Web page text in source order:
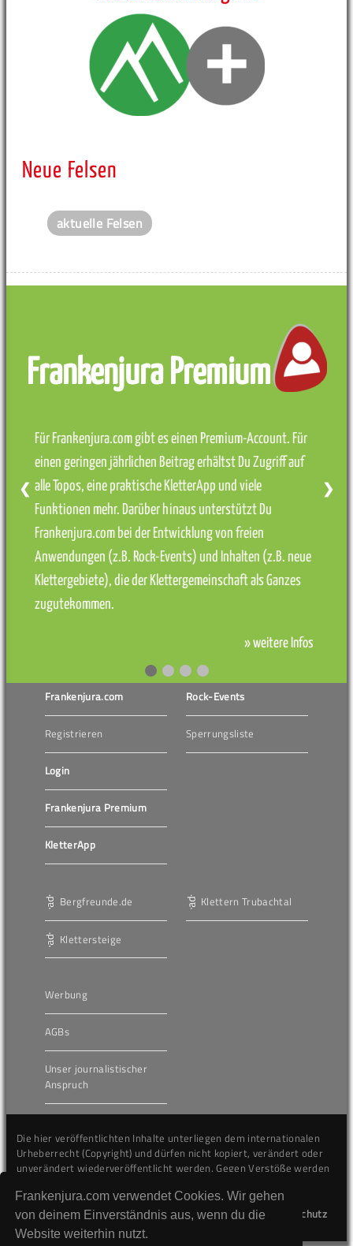
Frankenjura.com verwendet Cookies. Wir gehen
von deinem Einverständnis aus, wenn du die
Website weiterhin nutzt.
Neue Felsen
aktuelle Felsen
Frankenjura Premium
Für Frankenjura.com gibt es einen Premium-Account. Für
einen geringen jährlichen Beitrag erhältst Du Zugriff auf
alle Topos, eine praktische KletterApp und viele
Funktionen mehr. Darüber hinaus unterstützt Du
Frankenjura.com bei der Entwicklung von freien
Anwendungen (z.B. Rock-Events) und Inhalten (z.B. neue
Klettergebiete), die der Klettergemeinschaft als Ganzes
zugutekommen.
» weitere Infos
❮ ❯
Frankenjura.com
Registrieren
Login
Frankenjura Premium
KletterApp
Rock-Events
Sperrungsliste
Bergfreunde.de
Klettersteige
Klettern Trubachtal
Werbung
AGBs
Unser journalistischer
Anspruch
Die hier veröffentlichten Inhalte unterliegen dem internationalen
Urheberrecht (Copyright) und dürfen nicht kopiert, verändert oder
unverändert wiederveröffentlicht werden. Gegen Verstöße werden
Kontakt
Impressum Datenschutz